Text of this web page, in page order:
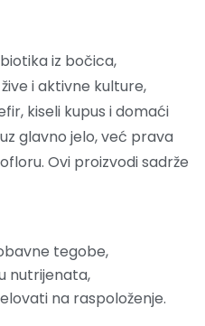
iz bočica,
i aktivne kulture,
kiseli kupus i domaći
glavno jelo, već prava
Ovi proizvodi sadrže
tegobe,
nutrijenata,
na raspoloženje.